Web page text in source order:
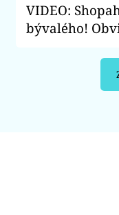
VIDEO:
bývalého!